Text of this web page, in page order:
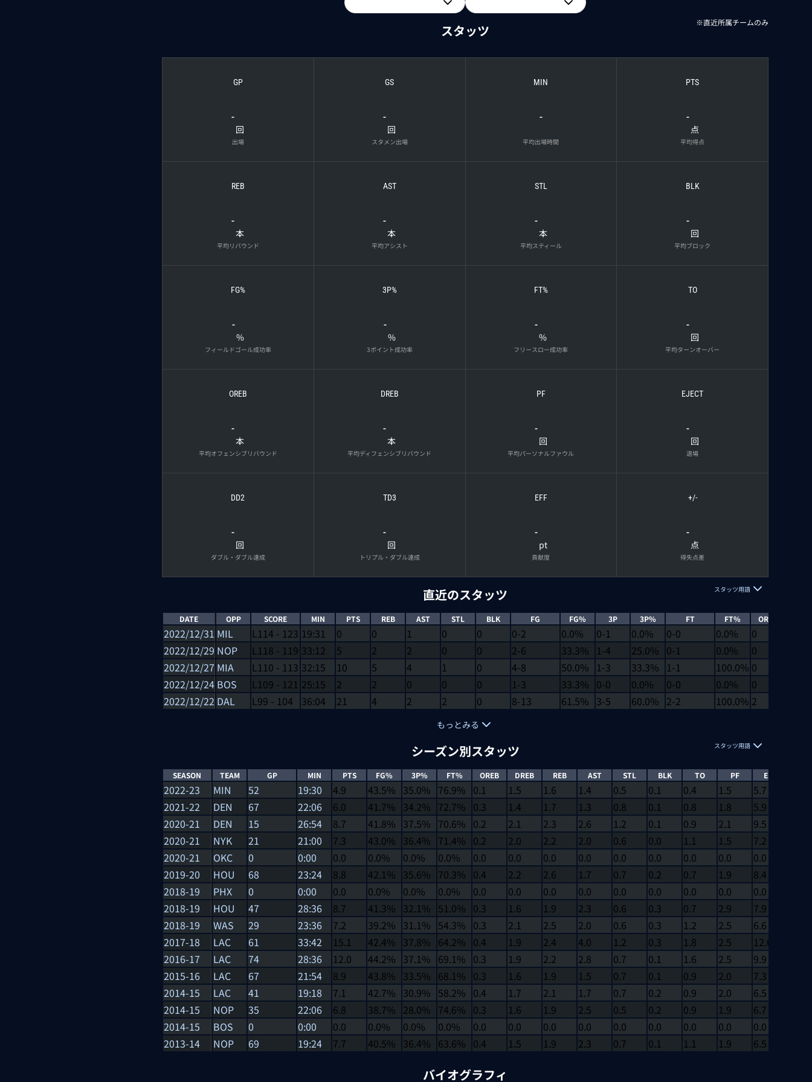
スタッツ ※直近所属チームのみ
GP
-
回
出場
GS
-
回
スタメン出場
MIN
-
平均出場時間
PTS
-
点
平均得点
REB
-
本
平均リバウンド
AST
-
本
平均アシスト
STL
-
本
平均スティール
BLK
-
回
平均ブロック
FG%
-
%
フィールドゴール成功率
3P%
-
%
3ポイント成功率
FT%
-
%
フリースロー成功率
TO
-
回
平均ターンオーバー
OREB
-
本
平均オフェンシブリバウンド
DREB
-
本
平均ディフェンシブリバウンド
PF
-
回
平均パーソナルファウル
EJECT
-
回
退場
DD2
-
回
ダブル・ダブル達成
TD3
-
回
トリプル・ダブル達成
EFF
-
pt
貢献度
+/-
-
点
得失点差
直近のスタッツ スタッツ用語
DATE OPP SCORE MIN PTS REB AST STL BLK FG FG% 3P 3P% FT FT% OREB
2022/12/31 MIL L 114 - 123 19:31 0 0 1 0 0 0-2 0.0% 0-1 0.0% 0-0 0.0% 0
2022/12/29 NOP L 118 - 119 33:12 5 2 2 0 0 2-6 33.3% 1-4 25.0% 0-1 0.0% 0
2022/12/27 MIA L 110 - 113 32:15 10 5 4 1 0 4-8 50.0% 1-3 33.3% 1-1 100.0% 0
2022/12/24 BOS L 109 - 121 25:15 2 2 0 0 0 1-3 33.3% 0-0 0.0% 0-0 0.0% 0
2022/12/22 DAL L 99 - 104 36:04 21 4 2 2 0 8-13 61.5% 3-5 60.0% 2-2 100.0% 2
もっとみる
シーズン別スタッツ スタッツ用語
SEASON TEAM GP MIN PTS FG% 3P% FT% OREB DREB REB AST STL BLK TO PF EFF
2022-23 MIN 52 19:30 4.9 43.5% 35.0% 76.9% 0.1 1.5 1.6 1.4 0.5 0.1 0.4 1.5 5.7
2021-22
DEN 67 22:06 6.0 41.7% 34.2% 72.7% 0.3 1.4 1.7 1.3 0.8 0.1 0.8 1.8 5.9
2020-21
DEN 15 26:54 8.7 41.8% 37.5% 70.6% 0.2 2.1 2.3 2.6 1.2 0.1 0.9 2.1 9.5
2020-21
NYK 21 21:00 7.3 43.0% 36.4% 71.4% 0.2 2.0 2.2 2.0 0.6 0.0 1.1 1.5 7.2
2020-21
OKC 0 0:00 0.0 0.0% 0.0% 0.0% 0.0 0.0 0.0 0.0 0.0 0.0 0.0 0.0 0.0
2019-20
HOU 68 23:24 8.8 42.1% 35.6% 70.3% 0.4 2.2 2.6 1.7 0.7 0.2 0.7 1.9 8.4
2018-19
PHX 0 0:00 0.0 0.0% 0.0% 0.0% 0.0 0.0 0.0 0.0 0.0 0.0 0.0 0.0 0.0
2018-19
HOU 47 28:36 8.7 41.3% 32.1% 51.0% 0.3 1.6 1.9 2.3 0.6 0.3 0.7 2.9 7.9
2018-19
WAS 29 23:36 7.2 39.2% 31.1% 54.3% 0.3 2.1 2.5 2.0 0.6 0.3 1.2 2.5 6.6
2017-18
LAC 61 33:42 15.1 42.4% 37.8% 64.2% 0.4 1.9 2.4 4.0 1.2 0.3 1.8 2.5 12.6
2016-17
LAC 74 28:36 12.0 44.2% 37.1% 69.1% 0.3 1.9 2.2 2.8 0.7 0.1 1.6 2.5 9.9
2015-16
LAC 67 21:54 8.9 43.8% 33.5% 68.1% 0.3 1.6 1.9 1.5 0.7 0.1 0.9 2.0 7.3
2014-15
LAC 41 19:18 7.1 42.7% 30.9% 58.2% 0.4 1.7 2.1 1.7 0.7 0.2 0.9 2.0 6.5
2014-15
NOP 35 22:06 6.8 38.7% 28.0% 74.6% 0.3 1.6 1.9 2.5 0.5 0.2 0.9 1.9 6.7
2014-15
BOS 0 0:00 0.0 0.0% 0.0% 0.0% 0.0 0.0 0.0 0.0 0.0 0.0 0.0 0.0 0.0
2013-14
NOP 69 19:24 7.7 40.5% 36.4% 63.6% 0.4 1.5 1.9 2.3 0.7 0.1 1.1 1.9 6.5
バイオグラフィ